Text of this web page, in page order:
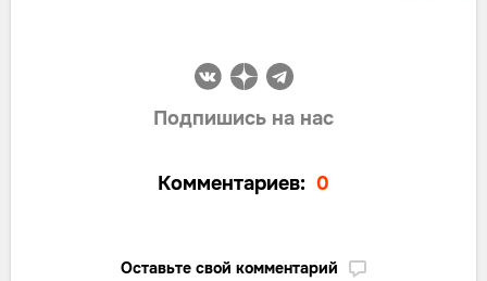
Подпишись на нас
Комментариев: 0
Оставьте свой комментарий